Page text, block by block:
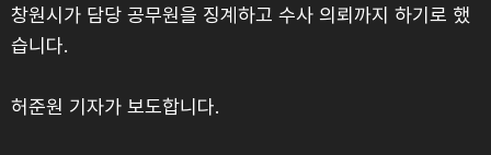
창원시가 담당 공무원을 징계하고 수사 의뢰까지 하기로 했
습니다.
허준원 기자가 보도합니다.